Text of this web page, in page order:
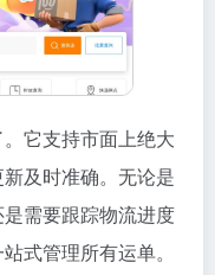
它支持市面上绝大
及时准确。无论是
需要跟踪物流进度
式管理所有运单。